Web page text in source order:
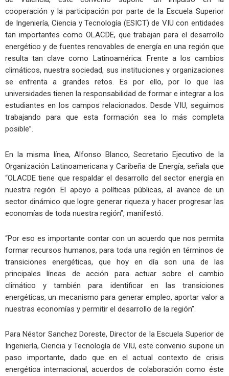
cooperación y la participación por parte de la Escuela Superior
de Ingeniería, Ciencia y Tecnología (ESICT) de VIU con entidades
tan importantes como OLACDE, que trabajan para el desarrollo
energético y de fuentes renovables de energía en una región que
resulta tan clave como Latinoamérica. Frente a los cambios
climáticos, nuestra sociedad, sus instituciones y organizaciones
se enfrenta a grandes retos. Es por ello, por lo que las
universidades tienen la responsabilidad de formar e integrar a los
estudiantes en los campos relacionados. Desde VIU, seguimos
trabajando para que esta formación sea lo más completa
posible”.
En la misma línea, Alfonso Blanco, Secretario Ejecutivo de la
Organización Latinoamericana y Caribeña de Energía, señala que
“OLACDE tiene que respaldar el desarrollo del sector energía en
nuestra región. El apoyo a políticas públicas, al avance de un
sector dinámico que logre generar riqueza y hacer progresar las
economías de toda nuestra región”, manifestó.
“Por eso es importante contar con un acuerdo que nos permita
formar recursos humanos, para toda una región en términos de
transiciones energéticas, que hoy en día son una de las
principales líneas de acción para actuar sobre el cambio
climático y también para identificar en las transiciones
energéticas, un mecanismo para generar empleo, aportar valor a
nuestras economías y permitir el desarrollo de la región”.
Para Néstor Sanchez Doreste, Director de la Escuela Superior de
Ingeniería, Ciencia y Tecnología de VIU, este convenio supone un
paso importante, dado que en el actual contexto de crisis
energética internacional, acuerdos de colaboración como éste